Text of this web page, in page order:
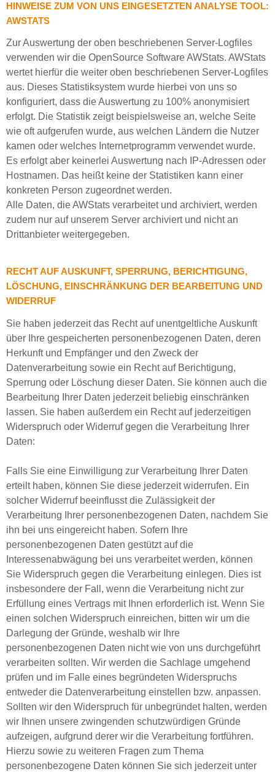
HINWEISE ZUM VON UNS EINGESETZTEN ANALYSE TOOL:
AWSTATS
Zur Auswertung der oben beschriebenen Server-Logfiles
verwenden wir die OpenSource Software AWStats. AWStats
wertet hierfür die weiter oben beschriebenen Server-Logfiles
aus. Dieses Statistiksystem wurde hierbei von uns so
konfiguriert, dass die Auswertung zu 100% anonymisiert
erfolgt. Die Statistik zeigt beispielsweise an, welche Seite
wie oft aufgerufen wurde, aus welchen Ländern die Nutzer
kamen oder welches Internetprogramm verwendet wurde.
Es erfolgt aber keinerlei Auswertung nach IP-Adressen oder
Hostnamen. Das heißt keine der Statistiken kann einer
konkreten Person zugeordnet werden.
Alle Daten, die AWStats verarbeitet und archiviert, werden
zudem nur auf unserem Server archiviert und nicht an
Drittanbieter weitergegeben.
RECHT AUF AUSKUNFT, SPERRUNG, BERICHTIGUNG,
LÖSCHUNG, EINSCHRÄNKUNG DER BEARBEITUNG UND
WIDERRUF
Sie haben jederzeit das Recht auf unentgeltliche Auskunft
über Ihre gespeicherten personenbezogenen Daten, deren
Herkunft und Empfänger und den Zweck der
Datenverarbeitung sowie ein Recht auf Berichtigung,
Sperrung oder Löschung dieser Daten. Sie können auch die
Bearbeitung Ihrer Daten jederzeit beliebig einschränken
lassen. Sie haben außerdem ein Recht auf jederzeitigen
Widerspruch oder Widerruf gegen die Verarbeitung Ihrer
Daten:
Falls Sie eine Einwilligung zur Verarbeitung Ihrer Daten
erteilt haben, können Sie diese jederzeit widerrufen. Ein
solcher Widerruf beeinflusst die Zulässigkeit der
Verarbeitung Ihrer personenbezogenen Daten, nachdem Sie
ihn bei uns eingereicht haben. Sofern Ihre
personenbezogenen Daten gestützt auf die
Interessenabwägung bei uns verarbeitet werden, können
Sie Widerspruch gegen die Verarbeitung einlegen. Dies ist
insbesondere der Fall, wenn die Verarbeitung nicht zur
Erfüllung eines Vertrags mit Ihnen erforderlich ist. Wenn Sie
einen solchen Widerspruch einreichen, bitten wir um die
Darlegung der Gründe, weshalb wir Ihre
personenbezogenen Daten nicht wie von uns durchgeführt
verarbeiten sollten. Wir werden die Sachlage umgehend
prüfen und im Falle eines begründeten Widerspruchs
entweder die Datenverarbeitung einstellen bzw. anpassen.
Sollten wir den Widerspruch für unbegründet halten, werden
wir Ihnen unsere zwingenden schutzwürdigen Gründe
aufzeigen, aufgrund derer wir die Verarbeitung fortführen.
Hierzu sowie zu weiteren Fragen zum Thema
personenbezogene Daten können Sie sich jederzeit unter